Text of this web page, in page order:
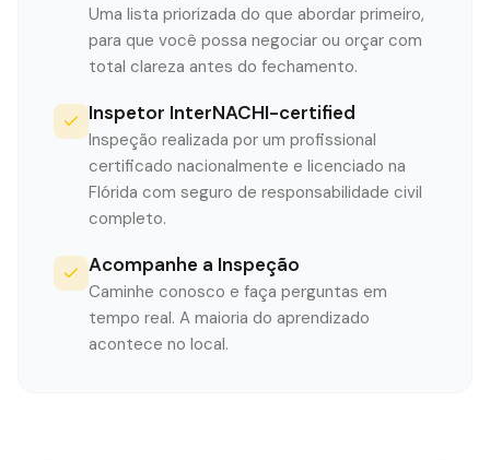
Uma lista priorizada do que abordar primeiro,
para que você possa negociar ou orçar com
total clareza antes do fechamento.
Inspetor InterNACHI-certified
Inspeção realizada por um profissional
certificado nacionalmente e licenciado na
Flórida com seguro de responsabilidade civil
completo.
Acompanhe a Inspeção
Caminhe conosco e faça perguntas em
tempo real. A maioria do aprendizado
acontece no local.